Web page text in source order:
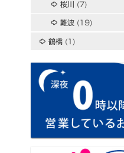
桜川 (7)
難波 (19)
鶴橋 (1)